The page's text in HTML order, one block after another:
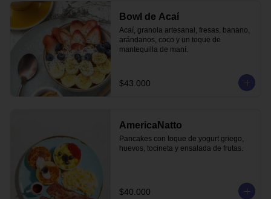
Bowl de Acaí
Acaí, granola artesanal, fresas, banano,
arándanos, coco y un toque de
mantequilla de maní.
$43.000
AmericaNatto
Pancakes con toque de yogurt griego,
huevos, tocineta y ensalada de frutas.
$40.000